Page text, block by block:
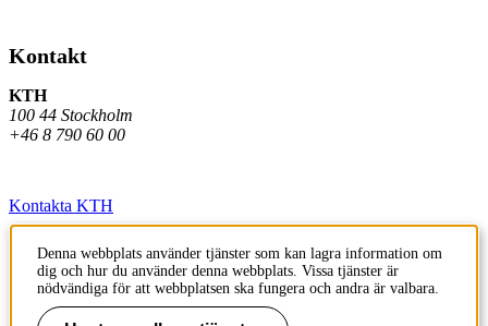
Kontakt
KTH
100 44 Stockholm
+46 8 790 60 00
Kontakta KTH
Jobba på KTH
Press och media
Denna webbplats använder tjänster som kan lagra information om
dig och hur du använder denna webbplats. Vissa tjänster är
nödvändiga för att webbplatsen ska fungera och andra är valbara.